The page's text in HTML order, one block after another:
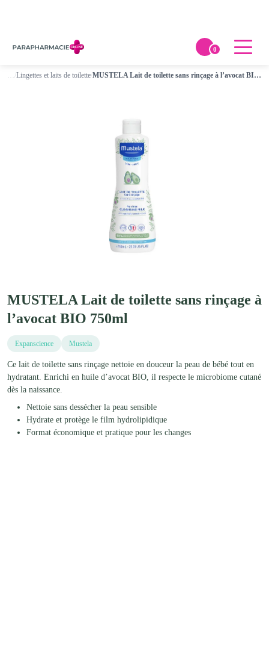
0
…/Lingettes et laits de toilette/ MUSTELA Lait de toilette sans rinçage à l’avocat BIO 750ml
MUSTELA Lait de toilette sans rinçage à
l’avocat BIO 750ml
Expanscience Mustela
Ce lait de toilette sans rinçage nettoie en douceur la peau de bébé tout en
hydratant. Enrichi en huile d’avocat BIO, il respecte le microbiome cutané
dès la naissance.
Nettoie sans dessécher la peau sensible
Hydrate et protège le film hydrolipidique
Format économique et pratique pour les changes